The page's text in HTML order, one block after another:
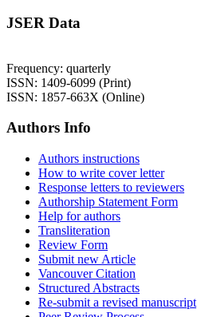
JSER Data
Frequency: quarterly
ISSN: 1409-6099 (Print)
ISSN: 1857-663X (Online)
Authors Info
Authors instructions
How to write cover letter
Response letters to reviewers
Authorship Statement Form
Help for authors
Transliteration
Review Form
Submit new Article
Vancouver Citation
Structured Abstracts
Re-submit a revised manuscript